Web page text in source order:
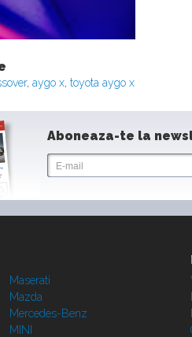
, aygo x, toyota aygo x
Aboneaza-te la
Maserati
Mazda
Mercedes-Benz
MINI